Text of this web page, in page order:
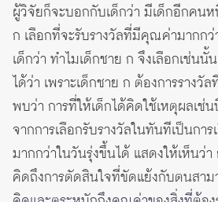
ผู้วิจัยก็จะบอกกับเด็กว่า มีเด็กอีกคน
ก เลือกที่จะรับรางวัลที่มีคุณค่ามากกว่
เด็กว่า ทำไมเด็กชาย ก จึงเลือกเช่น
ได้ว่า เพราะเด็กชาย ก ต้องการรางวั
พบว่า การที่ให้เด็กได้คิดใช้เหตุผลเช่
จากการเลือกรับรางวัลในทันทีเป็นกา
มากกว่าในวันรุ่งขึ้นได้ แสดงให้เห็นว่า
คิดถึงการตัดสินใจที่ขัดแย้งกับตนสาม